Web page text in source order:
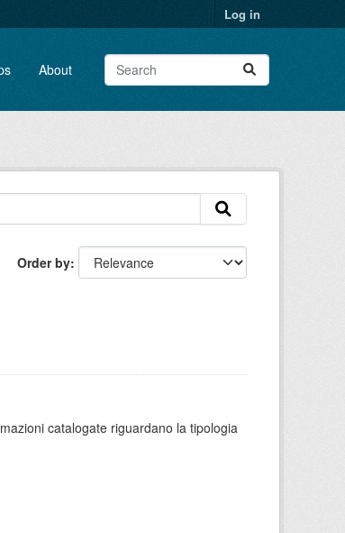
Log in
About
Order by
catalogate riguardano la tipologia